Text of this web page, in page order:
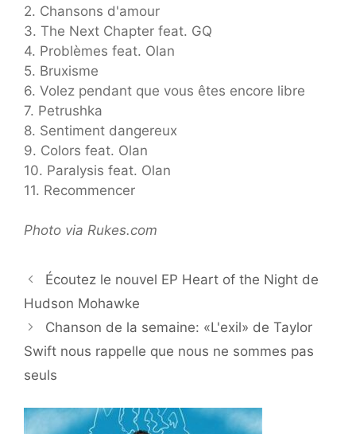
2. Chansons d'amour
3. The Next Chapter feat. GQ
4. Problèmes feat. Olan
5. Bruxisme
6. Volez pendant que vous êtes encore libre
7. Petrushka
8. Sentiment dangereux
9. Colors feat. Olan
10. Paralysis feat. Olan
11. Recommencer
Photo via Rukes.com
Écoutez le nouvel EP Heart of the Night de
Hudson Mohawke
Chanson de la semaine: «L'exil» de Taylor
Swift nous rappelle que nous ne sommes pas
seuls